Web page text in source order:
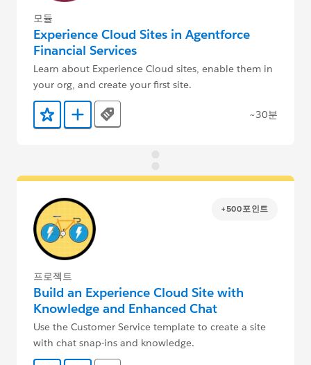
모듈
Experience Cloud Sites in Agentforce
Financial Services
Learn about Experience Cloud sites, enable them in
your org, and create your first site.
즐겨찾기에 추가
Trailmix에 추가
Tags ~30분
+500포인트
프로젝트
Build an Experience Cloud Site with
Knowledge and Enhanced Chat
Use the Customer Service template to create a site
with chat snap-ins and knowledge.